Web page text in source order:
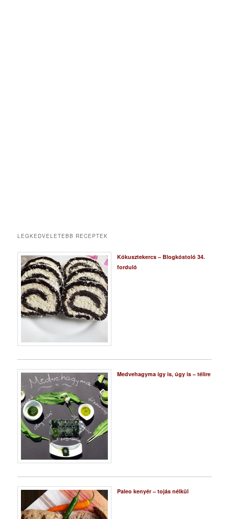
LEGKEDVELETEBB RECEPTEK
Kókusztekercs – Blogkóstoló 34.
forduló
Medvehagyma így is, úgy is – télire
Paleo kenyér – tojás nélkül